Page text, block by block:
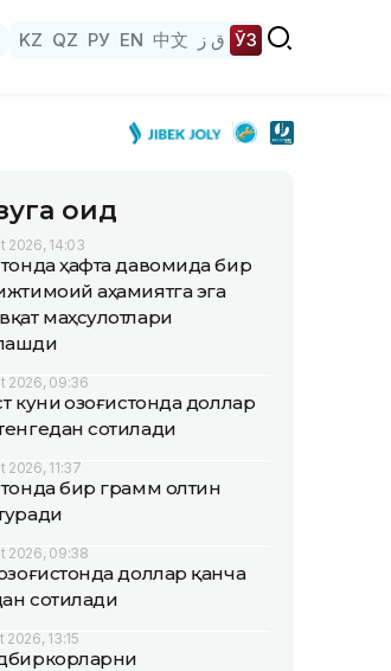
KZ QZ РУ EN 中文 ق ز ЎЗ
оид
2026, 14:03
ҳафта давомида бир
аҳамиятга эга
маҳсулотлари
2026, 09:36
куни Қозоғистонда доллар
сотилади
2026, 11:37
бир грамм олтин
2026, 09:38
доллар қанча
сотилади
2026, 13:15